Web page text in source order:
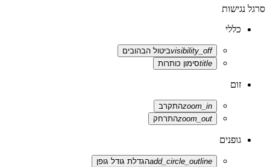
סרגל נגישות
כללי
visibility_offביטול הבהובים
titleסימון כותרות
זום
zoom_inהתקרב
zoom_outהתרחק
גופנים
add_circle_outlineהגדלת גודל גופן